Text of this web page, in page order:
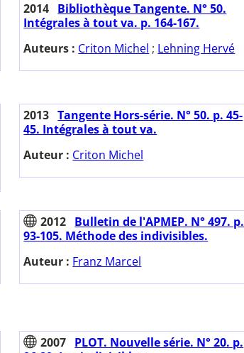
2014 Bibliothèque Tangente. N° 50.
Intégrales à tout va. p. 164-167.
Auteurs : Criton Michel ; Lehning Hervé
2013 Tangente Hors-série. N° 50. p. 45-
45. Intégrales à tout va.
Auteur : Criton Michel
2012 Bulletin de l'APMEP. N° 497. p.
93-105. Méthode des indivisibles.
Auteur : Franz Marcel
2007 PLOT. Nouvelle série. N° 20. p.